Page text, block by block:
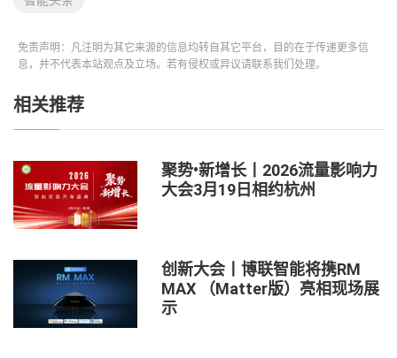
免责声明：凡注明为其它来源的信息均转自其它平台，目的在于传递更多信
息，并不代表本站观点及立场。若有侵权或异议请联系我们处理。
相关推荐
聚势•新增长丨2026流量影响力
大会3月19日相约杭州
创新大会丨博联智能将携RM
MAX （Matter版）亮相现场展
示